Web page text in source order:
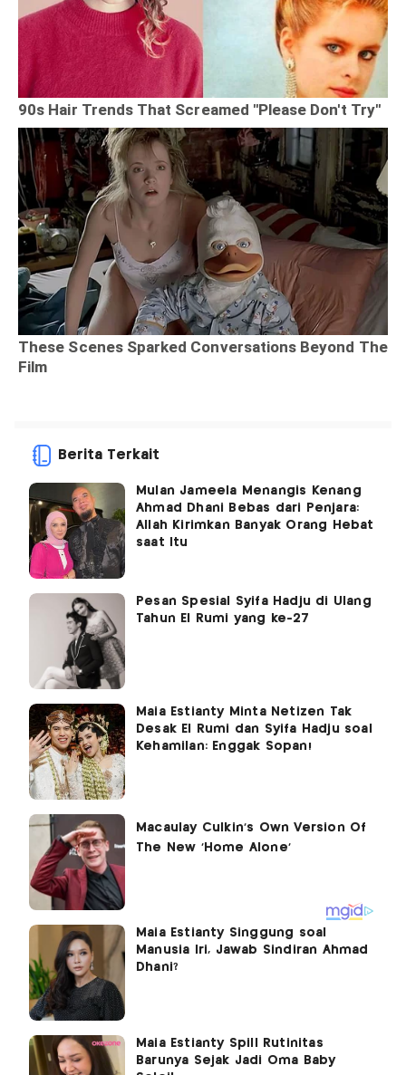
Berita Terkait
Mulan Jameela Menangis Kenang
Ahmad Dhani Bebas dari Penjara:
Allah Kirimkan Banyak Orang Hebat
saat Itu
Pesan Spesial Syifa Hadju di Ulang
Tahun El Rumi yang ke-27
Maia Estianty Minta Netizen Tak
Desak El Rumi dan Syifa Hadju soal
Kehamilan: Enggak Sopan!
Maia Estianty Singgung soal
Manusia Iri, Jawab Sindiran Ahmad
Dhani?
Maia Estianty Spill Rutinitas
Barunya Sejak Jadi Oma Baby